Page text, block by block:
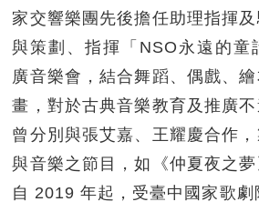
家交響樂團先後擔任助理指揮
與策劃、指揮「NSO永遠的童
廣音樂會，結合舞蹈、偶戲、
畫，對於古典音樂教育及推廣
曾分別與張艾嘉、王耀慶合作
與音樂之節目，如《仲夏夜之夢
自 2019 年起，受臺中國家歌